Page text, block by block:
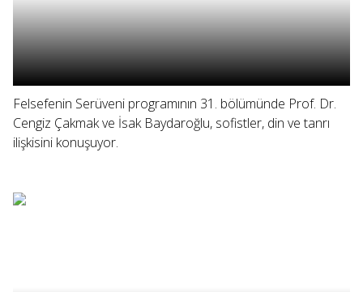
Felsefenin Serüveni programının 31. bölümünde Prof. Dr.
Cengiz Çakmak ve İsak Baydaroğlu, sofistler, din ve tanrı
ilişkisini konuşuyor.